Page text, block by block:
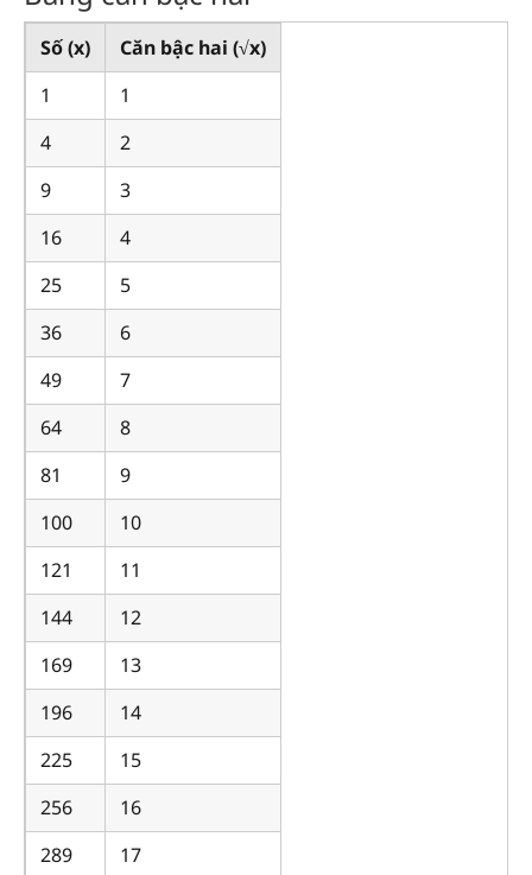
Số (x)
Căn bậc hai (√x)
1
1
4
2
9
3
16
4
25
5
36
6
49
7
64
8
81
9
100
10
121
11
144
12
169
13
196
14
225
15
256
16
289
17